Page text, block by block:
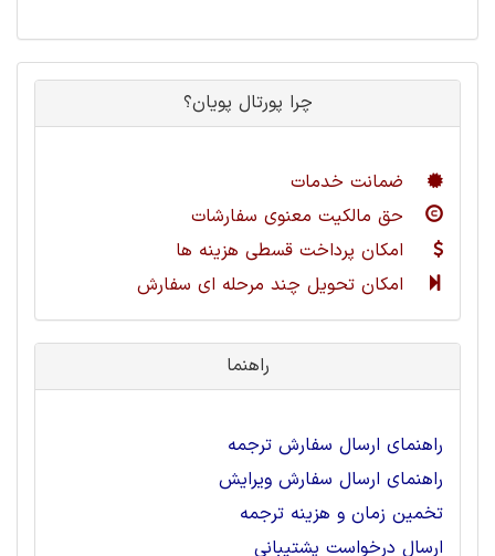
چرا پورتال پویان؟
ضمانت خدمات
حق مالکیت معنوی سفارشات
امکان پرداخت قسطی هزینه ها
امکان تحویل چند مرحله ای سفارش
راهنما
راهنمای ارسال سفارش ترجمه
راهنمای ارسال سفارش ویرایش
تخمین زمان و هزینه ترجمه
ارسال درخواست پشتیبانی